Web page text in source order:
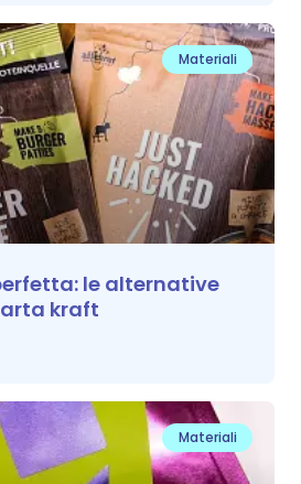
Materiali
le alternative
kraft
Materiali